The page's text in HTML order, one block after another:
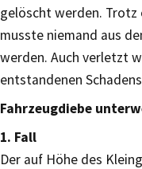
gelöscht werden. Trotz
musste niemand aus
werden. Auch verletzt
entstandenen
Fahrzeugdiebe
1. Fall
Der auf Höhe des